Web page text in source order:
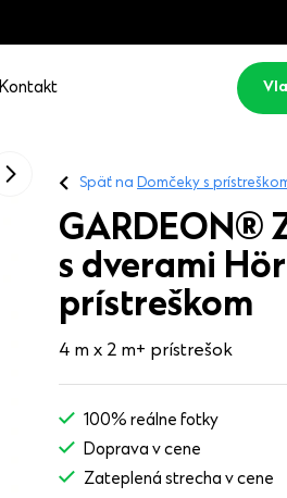
Kontakt
Späť na Domčeky s
GARDEON®
s dverami
prístreškom
4 m x 2 m+ prístrešok
100% reálne fotky
Doprava v cene
Zateplená strecha v cene